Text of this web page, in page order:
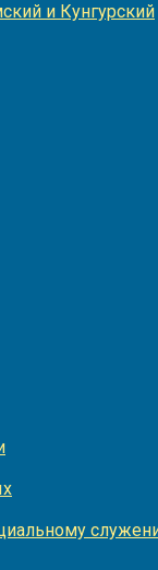
и Кунгурский